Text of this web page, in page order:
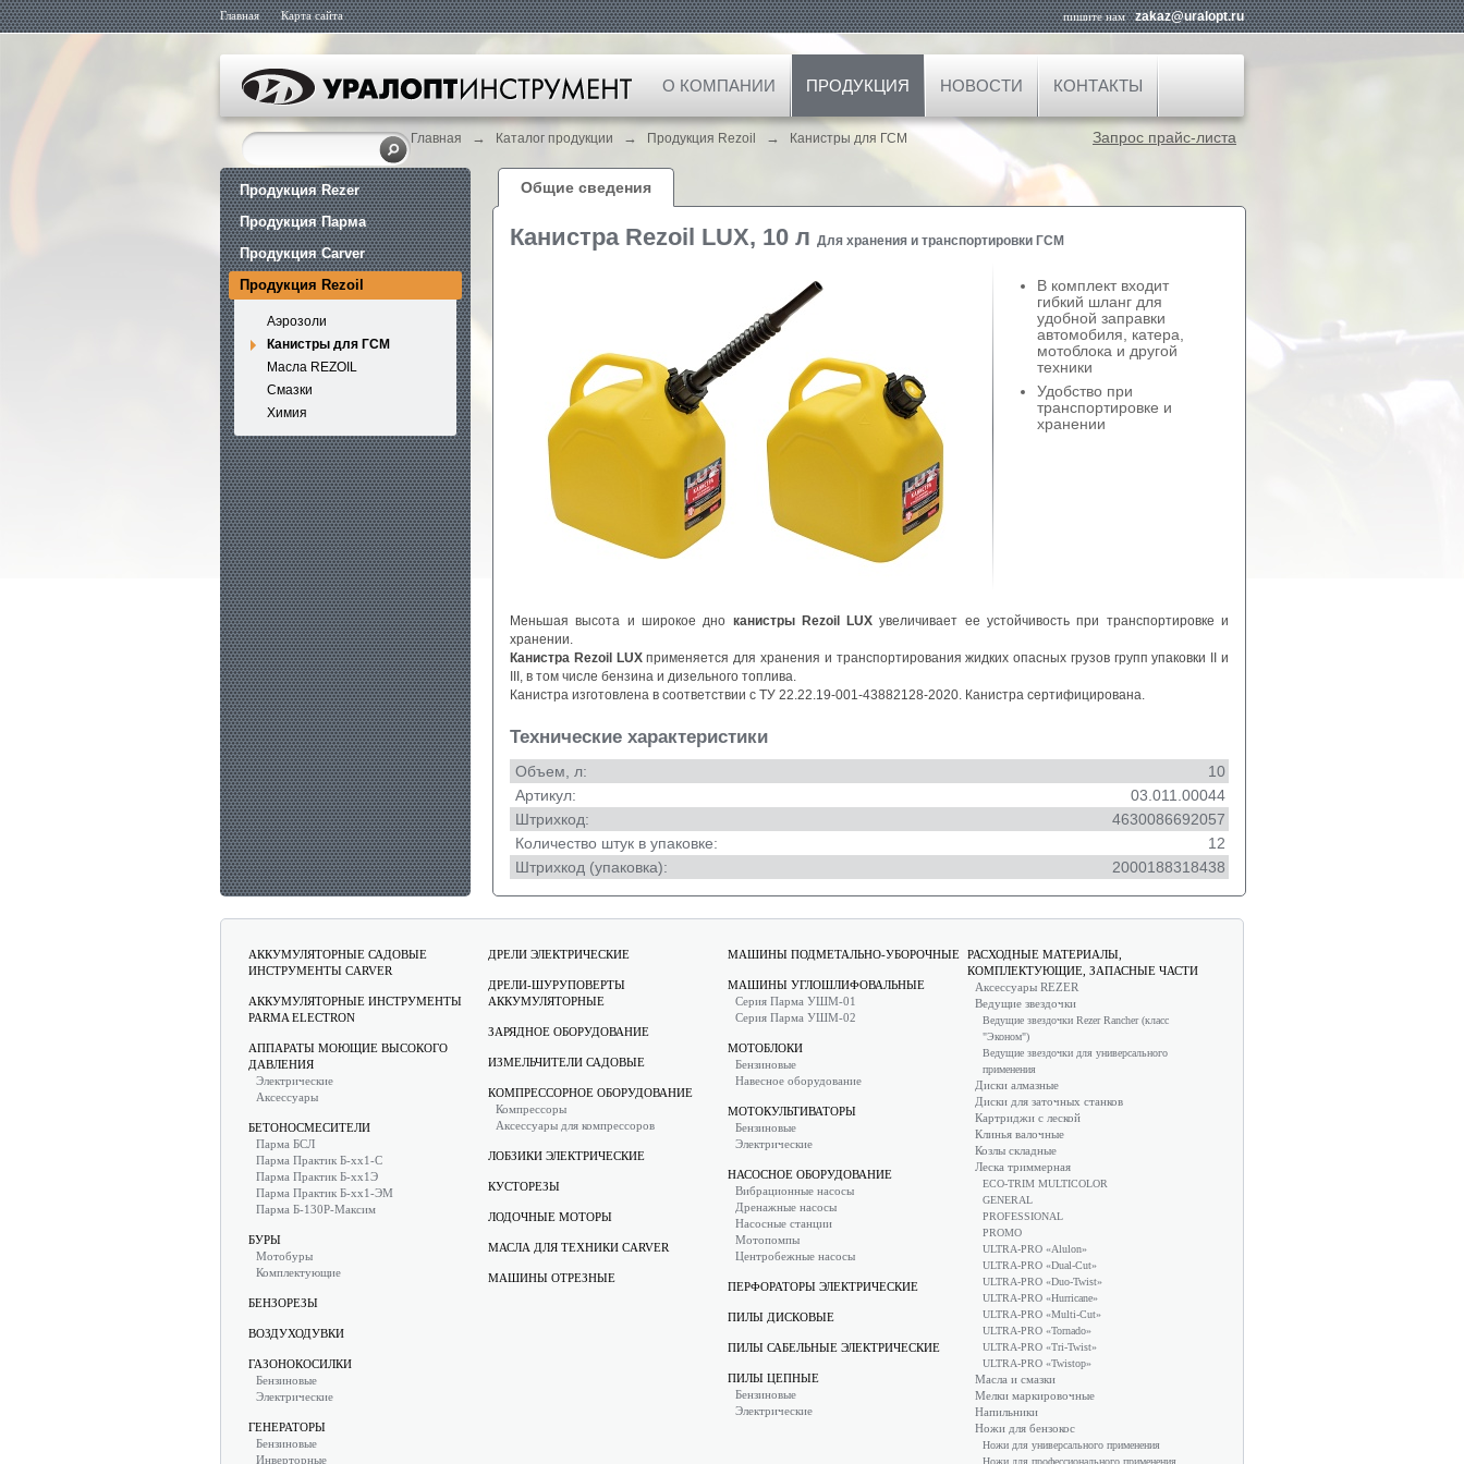
Главная Карта сайта пишите намzakaz@uralopt.ru
О КОМПАНИИ ПРОДУКЦИЯ НОВОСТИ КОНТАКТЫ
Главная → Каталог продукции → Продукция Rezoil → Канистры для ГСМ Запрос прайс-листа
Продукция Rezer
Продукция Парма
Продукция Carver
Продукция Rezoil
Аэрозоли
Канистры для ГСМ
Масла REZOIL
Смазки
Химия
Общие сведения
Канистра Rezoil LUX, 10 л Для хранения и транспортировки ГСМ
В комплект входит
гибкий шланг для
удобной заправки
автомобиля, катера,
мотоблока и другой
техники
Удобство при
транспортировке и
хранении
Меньшая высота и широкое дно канистры Rezoil LUX увеличивает ее устойчивость при транспортировке и
хранении.
Канистра Rezoil LUXприменяется для хранения и транспортирования жидких опасных грузов групп упаковки II и
III, в том числе бензина и дизельного топлива.
Канистра изготовлена в соответствии с ТУ 22.22.19-001-43882128-2020. Канистра сертифицирована.
Технические характеристики
Объем, л:
10
Артикул:
03.011.00044
Штрихкод:
4630086692057
Количество штук в упаковке:
12
Штрихкод (упаковка):
2000188318438
АККУМУЛЯТОРНЫЕ САДОВЫЕ
ИНСТРУМЕНТЫ CARVER
АККУМУЛЯТОРНЫЕ ИНСТРУМЕНТЫ
PARMA ELECTRON
АППАРАТЫ МОЮЩИЕ ВЫСОКОГО
ДАВЛЕНИЯ
Электрические
Аксессуары
БЕТОНОСМЕСИТЕЛИ
Парма БСЛ
Парма Практик Б-хх1-С
Парма Практик Б-хх1Э
Парма Практик Б-хх1-ЭМ
Парма Б-130Р-Максим
БУРЫ
Мотобуры
Комплектующие
БЕНЗОРЕЗЫ
ВОЗДУХОДУВКИ
ГАЗОНОКОСИЛКИ
Бензиновые
Электрические
ГЕНЕРАТОРЫ
Бензиновые
Инверторные
ДРЕЛИ ЭЛЕКТРИЧЕСКИЕ
ДРЕЛИ-ШУРУПОВЕРТЫ
АККУМУЛЯТОРНЫЕ
ЗАРЯДНОЕ ОБОРУДОВАНИЕ
ИЗМЕЛЬЧИТЕЛИ САДОВЫЕ
КОМПРЕССОРНОЕ ОБОРУДОВАНИЕ
Компрессоры
Аксессуары для компрессоров
ЛОБЗИКИ ЭЛЕКТРИЧЕСКИЕ
КУСТОРЕЗЫ
ЛОДОЧНЫЕ МОТОРЫ
МАСЛА ДЛЯ ТЕХНИКИ CARVER
МАШИНЫ ОТРЕЗНЫЕ
МАШИНЫ ПОДМЕТАЛЬНО-УБОРОЧНЫЕ
МАШИНЫ УГЛОШЛИФОВАЛЬНЫЕ
Серия Парма УШМ-01
Серия Парма УШМ-02
МОТОБЛОКИ
Бензиновые
Навесное оборудование
МОТОКУЛЬТИВАТОРЫ
Бензиновые
Электрические
НАСОСНОЕ ОБОРУДОВАНИЕ
Вибрационные насосы
Дренажные насосы
Насосные станции
Мотопомпы
Центробежные насосы
ПЕРФОРАТОРЫ ЭЛЕКТРИЧЕСКИЕ
ПИЛЫ ДИСКОВЫЕ
ПИЛЫ САБЕЛЬНЫЕ ЭЛЕКТРИЧЕСКИЕ
ПИЛЫ ЦЕПНЫЕ
Бензиновые
Электрические
РАСХОДНЫЕ МАТЕРИАЛЫ,
КОМПЛЕКТУЮЩИЕ, ЗАПАСНЫЕ ЧАСТИ
Аксессуары REZER
Ведущие звездочки
Ведущие звездочки Rezer Rancher (класс
"Эконом")
Ведущие звездочки для универсального
применения
Диски алмазные
Диски для заточных станков
Картриджи с леской
Клинья валочные
Козлы складные
Леска триммерная
ECO-TRIM MULTICOLOR
GENERAL
PROFESSIONAL
PROMO
ULTRA-PRO «Alulon»
ULTRA-PRO «Dual-Cut»
ULTRA-PRO «Duo-Twist»
ULTRA-PRO «Hurricane»
ULTRA-PRO «Multi-Cut»
ULTRA-PRO «Tornado»
ULTRA-PRO «Tri-Twist»
ULTRA-PRO «Twistop»
Масла и смазки
Мелки маркировочные
Напильники
Ножи для бензокос
Ножи для универсального применения
Ножи для профессионального применения